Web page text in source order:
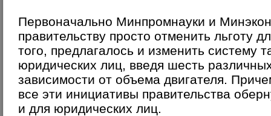
Первоначально Минпромнауки и
правительству просто отменить льготу
того, предлагалось и изменить систему
юридических лиц, введя шесть
зависимости от объема двигателя.
все эти инициативы правительства
и для юридических лиц.